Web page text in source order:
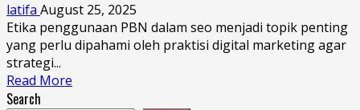
latifa August 25, 2025
Etika penggunaan PBN dalam seo menjadi topik penting
yang perlu dipahami oleh praktisi digital marketing agar
strategi...
Read More
Search